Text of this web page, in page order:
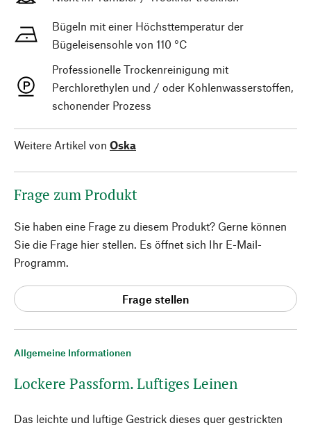
Allgemeine Informationen
Lockere Passform. Luftiges Leinen
Das leichte und luftige Gestrick dieses quer gestrickten
Bügeln mit einer Höchsttemperatur der
Bügeleisensohle von 110 °C
Professionelle Trockenreinigung mit
Perchlorethylen und / oder Kohlenwasserstoffen,
schonender Prozess
Weitere Artikel von Oska
Frage zum Produkt
Sie haben eine Frage zu diesem Produkt? Gerne können
Sie die Frage hier stellen. Es öffnet sich Ihr E-Mail-
Programm.
Frage stellen